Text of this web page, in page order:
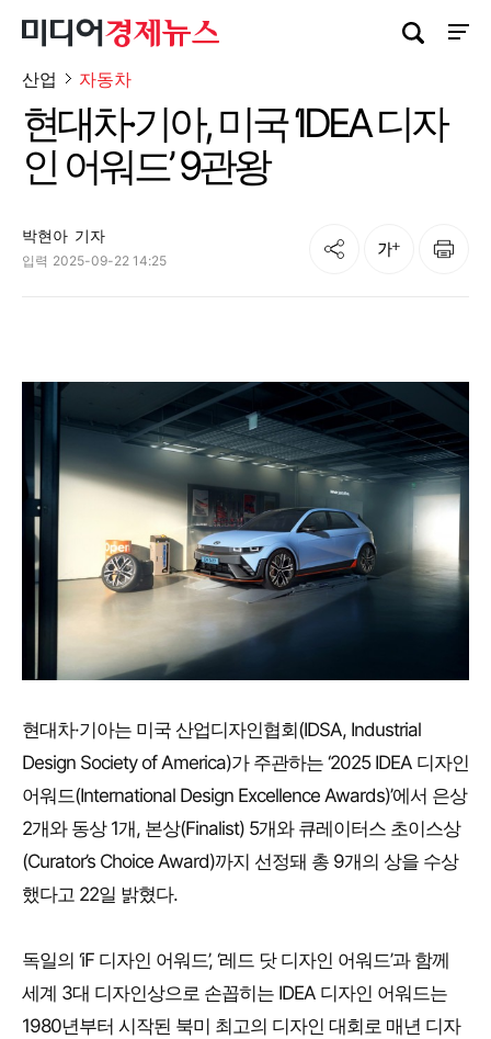
사이
검색창 열기
산업 자동차
현대차·기아, 미국 ‘IDEA 디자
인 어워드’ 9관왕
박현아 기자
입력 2025-09-22 14:25
공유 글자크기 인쇄
현대차·기아는 미국 산업디자인협회(IDSA, Industrial
Design Society of America)가 주관하는 ‘2025 IDEA 디자인
어워드(International Design Excellence Awards)’에서 은상
2개와 동상 1개, 본상(Finalist) 5개와 큐레이터스 초이스상
(Curator’s Choice Award)까지 선정돼 총 9개의 상을 수상
했다고 22일 밝혔다.
독일의 ‘iF 디자인 어워드’, ‘레드 닷 디자인 어워드’과 함께
세계 3대 디자인상으로 손꼽히는 IDEA 디자인 어워드는
1980년부터 시작된 북미 최고의 디자인 대회로 매년 디자